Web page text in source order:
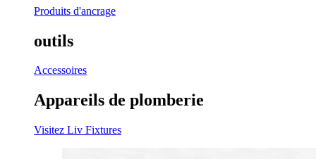
Produits d'ancrage
outils
Accessoires
Appareils de plomberie
Visitez Liv Fixtures